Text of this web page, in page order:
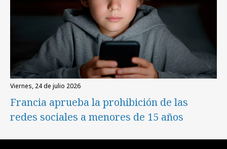
viernes, 24 de julio 2026
Francia aprueba la prohibición de las
redes sociales a menores de 15 años